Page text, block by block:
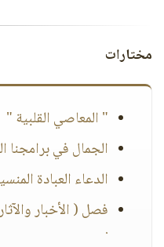
مختارات
" المعاصي القلبية "
الجمال في برامجنا
الدعاء العبادة
فصل ( الأخبار
.